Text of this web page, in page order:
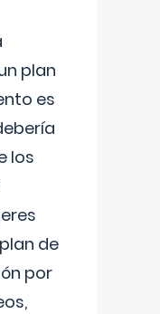
plan
es
los
de
por